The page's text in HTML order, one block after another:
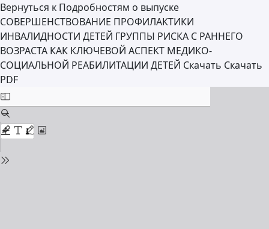
Вернуться к Подробностям о выпуске
СОВЕРШЕНСТВОВАНИЕ ПРОФИЛАКТИКИ
ИНВАЛИДНОСТИ ДЕТЕЙ ГРУППЫ РИСКА С РАННЕГО
ВОЗРАСТА КАК КЛЮЧЕВОЙ АСПЕКТ МЕДИКО-
СОЦИАЛЬНОЙ РЕАБИЛИТАЦИИ ДЕТЕЙ Скачать Скачать
PDF